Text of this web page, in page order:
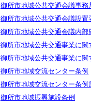
御所市地域公共交通会議事務
御所市地域公共交通会議設置
御所市地域公共交通会議内部
御所市地域公共交通事業に関
御所市地域公共交通事業に関
御所市地域交流センター条例
御所市地域交流センター条例
御所市地域振興施設条例